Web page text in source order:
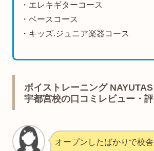
・エレキギターコース
・ベースコース
・キッズ.ジュニア楽器コース
ボイストレーニング NAYUTAS
宇都宮校の口コミレビュー・評
オープンしたばかりで校